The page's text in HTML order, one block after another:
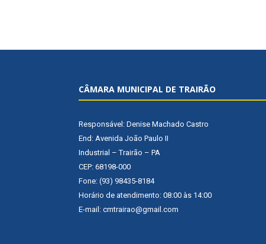
CÂMARA MUNICIPAL DE TRAIRÃO
Responsável: Denise Machado Castro
End: Avenida João Paulo II
Industrial – Trairão – PA
CEP: 68198-000
Fone: (93) 98435-8184
Horário de atendimento: 08:00 às 14:00
E-mail: cmtrairao@gmail.com